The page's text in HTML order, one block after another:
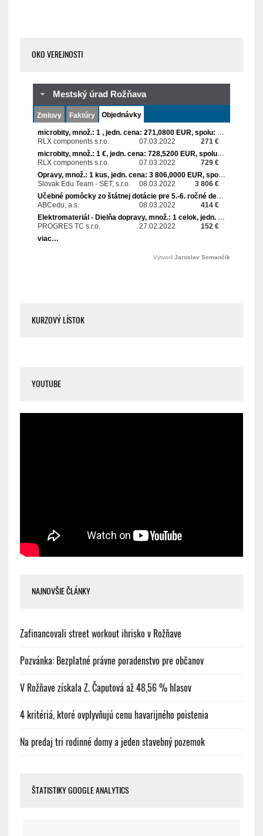
OKO VEREJNOSTI
KURZOVÝ LÍSTOK
YOUTUBE
NAJNOVŠIE ČLÁNKY
Zafinancovali street workout ihrisko v Rožňave
Pozvánka: Bezplatné právne poradenstvo pre občanov
V Rožňave získala Z. Čaputová až 48,56 % hlasov
4 kritériá, ktoré ovplyvňujú cenu havarijného poistenia
Na predaj tri rodinné domy a jeden stavebný pozemok
ŠTATISTIKY GOOGLE ANALYTICS